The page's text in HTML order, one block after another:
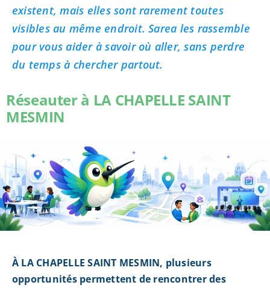
existent, mais elles sont rarement toutes
visibles au même endroit. Sarea les rassemble
pour vous aider à savoir où aller, sans perdre
du temps à chercher partout.
Réseauter à LA CHAPELLE SAINT
MESMIN
À LA CHAPELLE SAINT MESMIN, plusieurs
opportunités permettent de rencontrer des